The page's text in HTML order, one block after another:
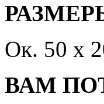
Ок. 50 x
ВАМ